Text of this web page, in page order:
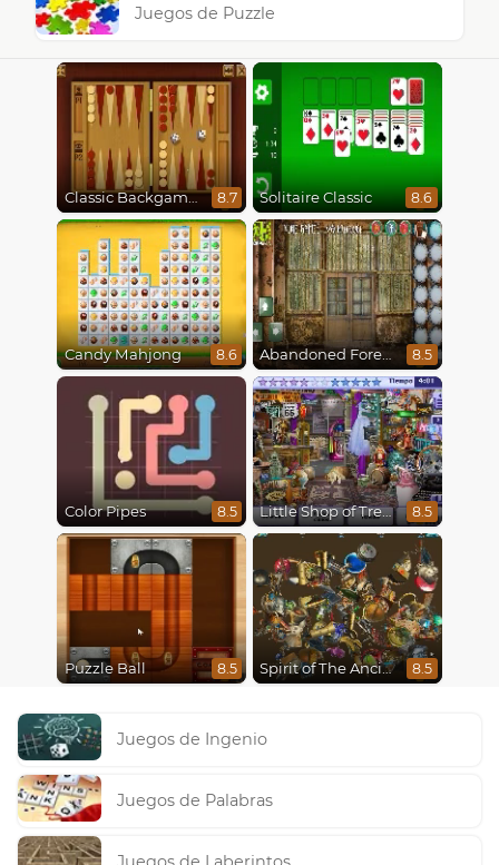
Juegos de Puzzle
Classic Backgammon 8.7 Solitaire Classic 8.6
Candy Mahjong 8.6 Abandoned Forest House 8.5
Color Pipes 8.5 Little Shop of Treasures 8.5
Puzzle Ball 8.5 Spirit of The Ancient Forest 8.5
Juegos de Ingenio
Juegos de Palabras